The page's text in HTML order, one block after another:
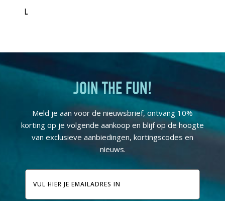
L
JOIN THE FUN!
Meld je aan voor de nieuwsbrief, ontvang 10%
korting op je volgende aankoop en blijf op de hoogte
van exclusieve aanbiedingen, kortingscodes en
nieuws.
E-
mailadres